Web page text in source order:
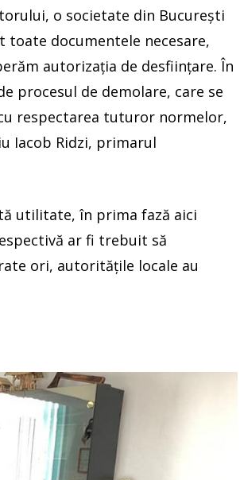
o societate din București
toate documentele necesare,
autorizația de desființare. În
procesul de demolare, care se
respectarea tuturor normelor,
Iacob Ridzi, primarul
utilitate, în prima fază aici
ar fi trebuit să
ori, autoritățile locale au